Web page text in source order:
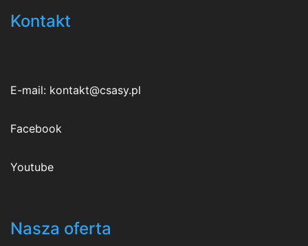
Kontakt
E-mail: kontakt@csasy.pl
Facebook
Youtube
Nasza oferta